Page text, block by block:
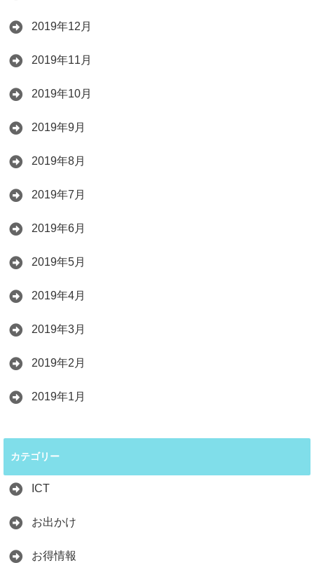
2019年12月
2019年11月
2019年10月
2019年9月
2019年8月
2019年7月
2019年6月
2019年5月
2019年4月
2019年3月
2019年2月
2019年1月
カテゴリー
ICT
お出かけ
お得情報